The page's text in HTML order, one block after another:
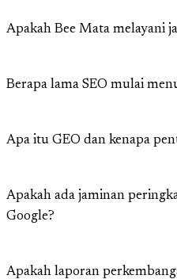
Apakah Bee Mata melayani
Berapa lama SEO mulai
Apa itu GEO dan kenapa
Apakah ada jaminan
Google?
Apakah laporan